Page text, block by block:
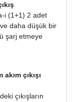
i (1+1) 2 adet
ve daha düşük bir
şarj etmeye
çıkışı
çıkışların